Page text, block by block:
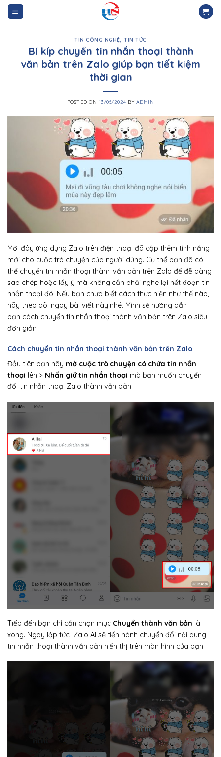
Skip
TIN CÔNG NGHỆ,TIN TỨC
Bí kíp chuyển tin nhắn thoại thành
văn bản trên Zalo giúp bạn tiết kiệm
thời gian
POSTED ON 13/05/2024 BY ADMIN
Mới đây ứng dụng Zalo trên điện thoại đã cập thêm tính năng
mới cho cuộc trò chuyện của người dùng. Cụ thể bạn đã có
thể chuyển tin nhắn thoại thành văn bản trên Zalo để đễ dàng
sao chép hoặc lấy ý mà không cần phải nghe lại hết đoạn tin
nhắn thoại đó. Nếu bạn chưa biết cách thực hiện như thế nào,
hãy theo dõi ngay bài viết này nhé. Mình sẽ hướng dẫn
bạn cách chuyển tin nhắn thoại thành văn bản trên Zalo siêu
đơn giản.
Cách chuyển tin nhắn thoại thành văn bản trên Zalo
Đầu tiên bạn hãy mở cuộc trò chuyện có chứa tin nhắn
thoại lên > Nhấn giữ tin nhắn thoại mà bạn muốn chuyển
đổi tin nhắn thoại Zalo thành văn bản.
Tiếp đến bạn chỉ cần chọn mục Chuyển thành văn bản là
xong. Ngay lập tức Zalo AI sẽ tiến hành chuyển đổi nội dung
tin nhắn thoại thành văn bản hiển thị trên màn hình của bạn.